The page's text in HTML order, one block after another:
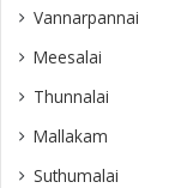
Vannarpannai
Meesalai
Thunnalai
Mallakam
Suthumalai